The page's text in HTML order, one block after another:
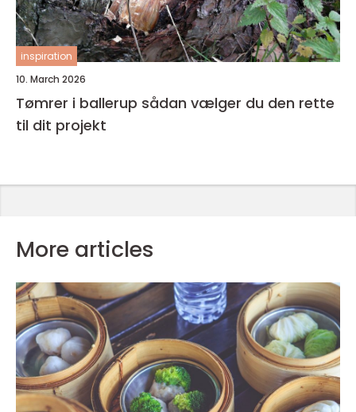
inspiration
10. March 2026
Tømrer i ballerup sådan vælger du den rette
til dit projekt
More articles